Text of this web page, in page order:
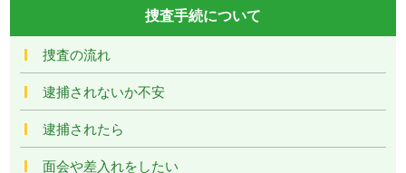
捜査手続について
捜査の流れ
逮捕されないか不安
逮捕されたら
面会や差入れをしたい